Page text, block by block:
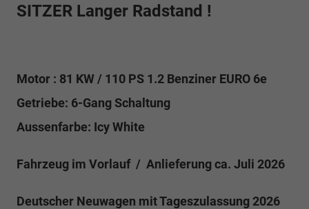
SITZER Langer Radstand !
Motor : 81 KW / 110 PS 1.2 Benziner EURO 6e
Getriebe: 6-Gang Schaltung
Aussenfarbe: Icy White
Fahrzeug im Vorlauf / Anlieferung ca. Juli 2026
Deutscher Neuwagen mit Tageszulassung 2026